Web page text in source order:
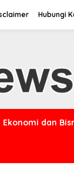
Hubungi
Ekonomi dan